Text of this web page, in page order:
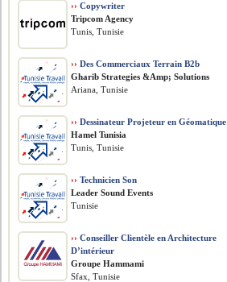
›› Copywriter
Tripcom Agency
Tunis, Tunisie
›› Des Commerciaux Terrain B2b
Gharib Strategies &Amp; Solutions
Ariana, Tunisie
›› Dessinateur Projeteur en Géomatique
Hamel Tunisia
Tunis, Tunisie
›› Technicien Son
Leader Sound Events
Tunisie
›› Conseiller Clientèle en Architecture
D’intérieur
Groupe Hammami
Sfax, Tunisie